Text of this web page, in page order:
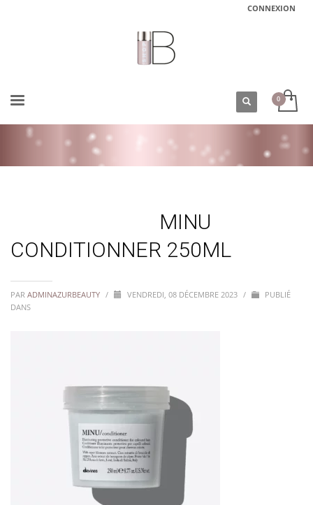
CONNEXION
MINU
CONDITIONNER 250ML
PAR ADMINAZURBEAUTY / VENDREDI, 08 DÉCEMBRE 2023 /
PUBLIÉ
DANS